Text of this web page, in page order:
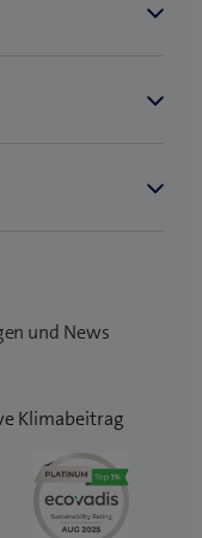
und News
Klimabeitrag